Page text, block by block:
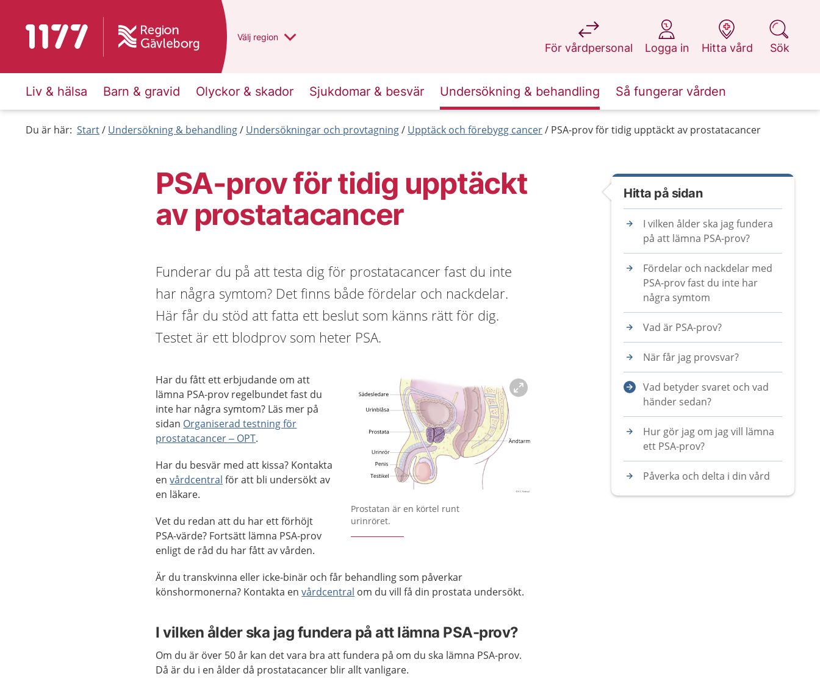
Till startsidan för 1177 Du har valt region
Välj en annan
region
För vårdpersonal
på 1177.se
Logga in
på 1177.se
Hitta vård
på 1177.se
Sök
på 1177.se
Liv & hälsa Barn & gravid Olyckor & skador Sjukdomar & besvär Undersökning & behandling Så fungerar vården
Du är här: Start Undersökning & behandling Undersökningar och provtagning Upptäck och förebygg cancer PSA-prov för tidig upptäckt av prostatacancer
PSA-prov för tidig upptäckt
av prostatacancer
Funderar du på att testa dig för prostatacancer fast du inte
har några symtom? Det finns både fördelar och nackdelar.
Här får du stöd att fatta ett beslut som känns rätt för dig.
Testet är ett blodprov som heter PSA.
Förstora bilden
Prostatan är en körtel runt
urinröret.
Har du fått ett erbjudande om att
lämna PSA-prov regelbundet fast du
inte har några symtom? Läs mer på
sidan Organiserad testning för
prostatacancer – OPT.
Har du besvär med att kissa? Kontakta
envårdcentral för att bli undersökt av
en läkare.
Vet du redan att du har ett förhöjt
PSA-värde? Fortsätt lämna PSA-prov
enligt de råd du har fått av vården.
Är du transkvinna eller icke-binär och får behandling som påverkar
könshormonerna? Kontakta envårdcentral om du vill få din prostata undersökt.
I vilken ålder ska jag fundera på att lämna PSA-prov?
Om du är över 50 år kan det vara bra att fundera på om du ska lämna PSA-prov.
Då är du i en ålder då prostatacancer blir allt vanligare.
Hitta på sidan
I vilken ålder ska jag fundera
på att lämna PSA-prov?
Fördelar och nackdelar med
PSA-prov fast du inte har
några symtom
Vad är PSA-prov?
När får jag provsvar?
Vad betyder svaret och vad
händer sedan?
Hur gör jag om jag vill lämna
ett PSA-prov?
Påverka och delta i din vård